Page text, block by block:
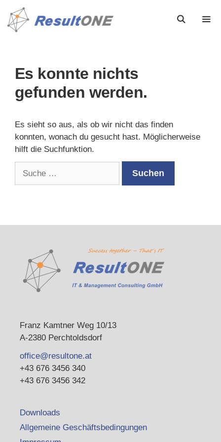
Es konnte nichts
gefunden werden.
Es sieht so aus, als ob wir nicht das finden
konnten, wonach du gesucht hast. Möglicherweise
hilft die Suchfunktion.
Franz Kamtner Weg 10/13
A-2380 Perchtoldsdorf
office@resultone.at
+43 676 3456 340
+43 676 3456 342
Downloads
Allgemeine Geschäftsbedingungen